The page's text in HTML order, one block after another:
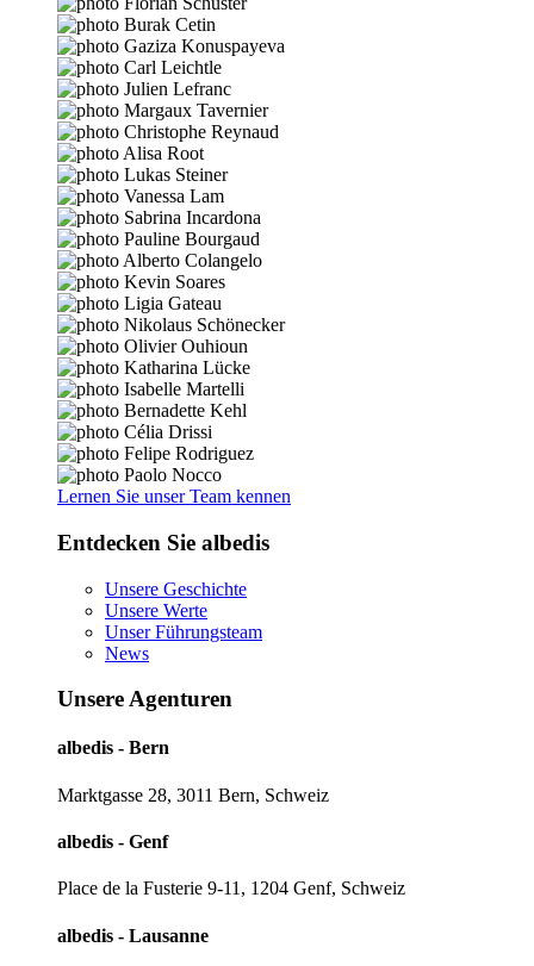
Lernen Sie unser Team kennen
Entdecken Sie albedis
Unsere Geschichte
Unsere Werte
Unser Führungsteam
News
Unsere Agenturen
albedis - Bern
Marktgasse 28, 3011 Bern, Schweiz
albedis - Genf
Place de la Fusterie 9-11, 1204 Genf, Schweiz
albedis - Lausanne